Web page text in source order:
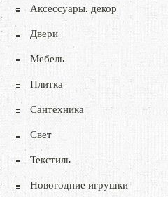
Аксессуары, декор
Двери
Мебель
Плитка
Сантехника
Свет
Текстиль
Новогодние игрушки